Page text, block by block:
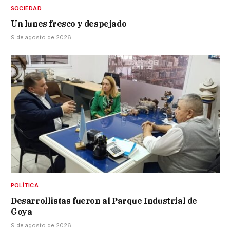
SOCIEDAD
Un lunes fresco y despejado
9 de agosto de 2026
POLÍTICA
Desarrollistas fueron al Parque Industrial de
Goya
9 de agosto de 2026